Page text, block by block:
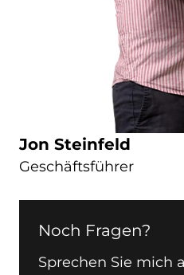
Jon Steinfeld
Geschäftsführer
Noch Fragen?
Sprechen Sie mich